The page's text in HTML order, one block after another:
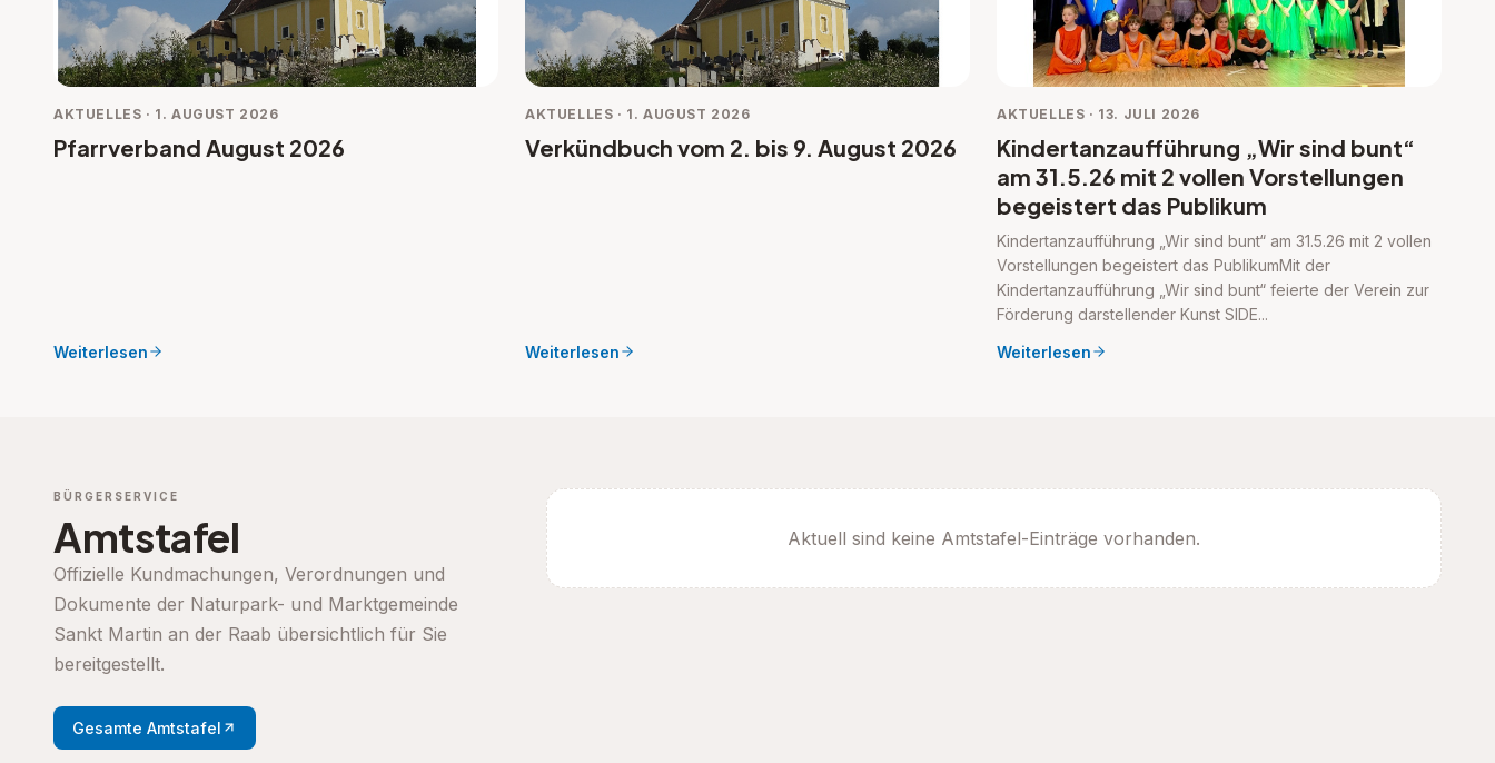
AKTUELLES · 1. AUGUST 2026
Pfarrverband August 2026
Weiterlesen
AKTUELLES · 1. AUGUST 2026
Verkündbuch vom 2. bis 9. August 2026
Weiterlesen
AKTUELLES · 13. JULI 2026
Kindertanzaufführung „Wir sind bunt“
am 31.5.26 mit 2 vollen Vorstellungen
begeistert das Publikum
Kindertanzaufführung „Wir sind bunt“ am 31.5.26 mit 2 vollen
Vorstellungen begeistert das PublikumMit der
Kindertanzaufführung „Wir sind bunt“ feierte der Verein zur
Förderung darstellender Kunst SIDE...
Weiterlesen
BÜRGERSERVICE
Amtstafel
Offizielle Kundmachungen, Verordnungen und
Dokumente der Naturpark- und Marktgemeinde
Sankt Martin an der Raab übersichtlich für Sie
bereitgestellt.
Gesamte Amtstafel
Aktuell sind keine Amtstafel-Einträge vorhanden.